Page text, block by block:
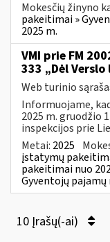
Mokesčių žinyno
pakeitimai »
2025 m.
VMI prie FM
333 „Dėl
Web turinio
Informuojame,
2025 m. gruodžio
inspekcijos prie
Metai: 2025
įstatymų
pakeitimai nuo
Gyventojų
10 Įrašų(-ai)